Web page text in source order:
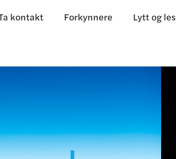
kontakt Forkynnere Lytt og les